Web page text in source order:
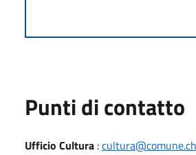
Punti di contatto
Ufficio Cultura :